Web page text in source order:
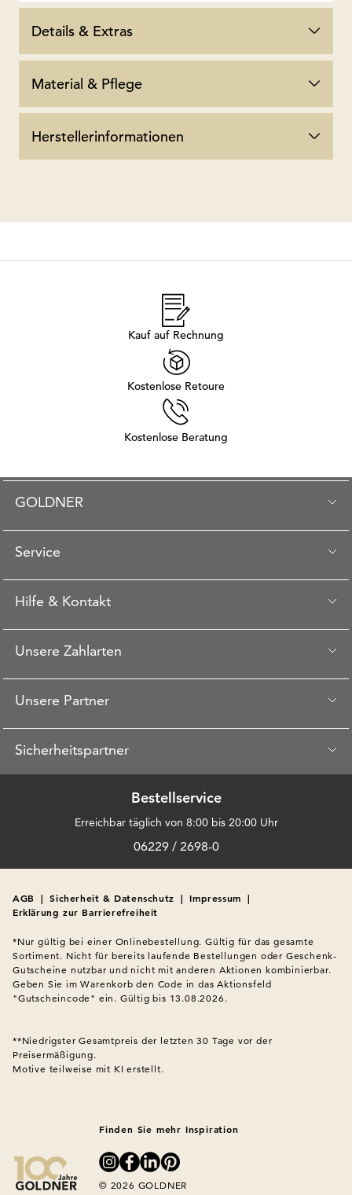
Details & Extras
Material & Pflege
Herstellerinformationen
Kauf auf Rechnung
Kostenlose Retoure
Kostenlose Beratung
GOLDNER
Service
Hilfe & Kontakt
Unsere Zahlarten
Unsere Partner
Sicherheitspartner
Bestellservice
Erreichbar täglich von 8:00 bis 20:00 Uhr
06229 / 2698-0
AGB | Sicherheit & Datenschutz | Impressum |
Erklärung zur Barrierefreiheit
*Nur gültig bei einer Onlinebestellung. Gültig für das gesamte
Sortiment. Nicht für bereits laufende Bestellungen oder Geschenk-
Gutscheine nutzbar und nicht mit anderen Aktionen kombinierbar.
Geben Sie im Warenkorb den Code in das Aktionsfeld
"Gutscheincode" ein. Gültig bis 13.08.2026.
**Niedrigster Gesamtpreis der letzten 30 Tage vor der
Preisermäßigung.
Motive teilweise mit KI erstellt.
Finden Sie mehr Inspiration
© 2026 GOLDNER